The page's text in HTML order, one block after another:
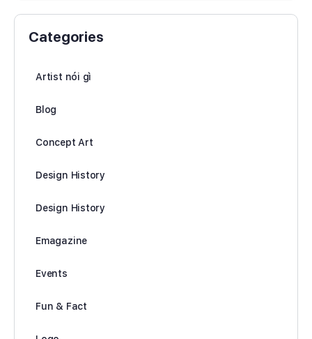
Categories
Artist nói gì
Blog
Concept Art
Design History
Design History
Emagazine
Events
Fun & Fact